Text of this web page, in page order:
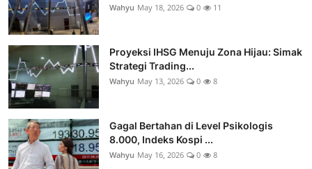
Wahyu May 18, 2026 0 11
Proyeksi IHSG Menuju Zona Hijau: Simak
Strategi Trading...
Wahyu May 13, 2026 0 8
Gagal Bertahan di Level Psikologis
8.000, Indeks Kospi ...
Wahyu May 16, 2026 0 8